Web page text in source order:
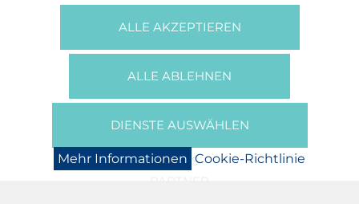
Wer Sind Wir?
NEWS
PARTNER
ALLE AKZEPTIEREN
ALLE ABLEHNEN
DIENSTE AUSWÄHLEN
Mehr Informationen Cookie-Richtlinie